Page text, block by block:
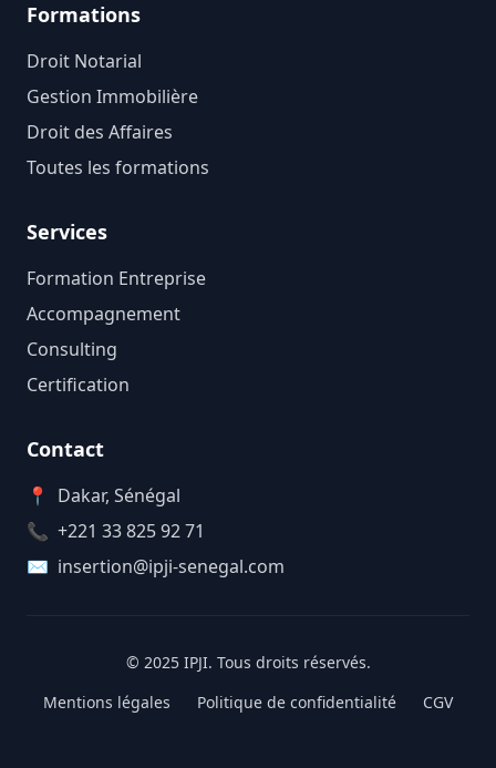
Formations
Droit Notarial
Gestion Immobilière
Droit des Affaires
Toutes les formations
Services
Formation Entreprise
Accompagnement
Consulting
Certification
Contact
📍
Dakar, Sénégal
📞 +221 33 825 92 71
✉️ insertion@ipji-senegal.com
© 2025 IPJI. Tous droits réservés.
Mentions légales
Politique de confidentialité CGV